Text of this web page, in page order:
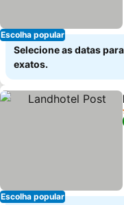
Escolha popular
Selecione as datas
exatos.
Escolha popular